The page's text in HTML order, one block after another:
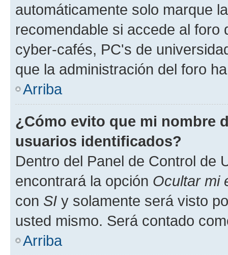
automáticamente solo marque
recomendable si accede al foro
cyber-cafés, PC's de
que la administración del foro
Arriba
¿Cómo evito que mi nombre
usuarios identificados?
Dentro del Panel de Control de
encontrará la opción Ocultar mi
con SI y solamente será visto
usted mismo. Será contado
Arriba